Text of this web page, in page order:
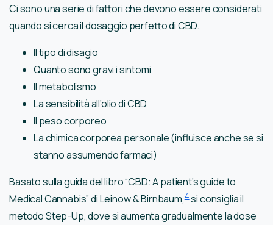
Ci sono una serie di fattori che devono essere considerati
quando si cerca il dosaggio perfetto di CBD.
Il tipo di disagio
Quanto sono gravi i sintomi
Il metabolismo
La sensibilità all’olio di CBD
Il peso corporeo
La chimica corporea personale (influisce anche se si
stanno assumendo farmaci)
Basato sulla guida del libro “CBD: A patient’s guide to
Medical Cannabis” di Leinow & Birnbaum,4si consiglia il
metodo Step-Up, dove si aumenta gradualmente la dose